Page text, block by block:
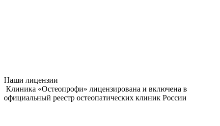
Наши лицензии
Клиника «Остеопрофи» лицензирована и включена в
официальный реестр остеопатических клиник России